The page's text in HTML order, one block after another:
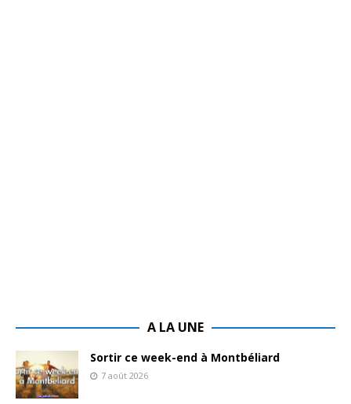
A LA UNE
Sortir ce week-end à Montbéliard
7 août 2026